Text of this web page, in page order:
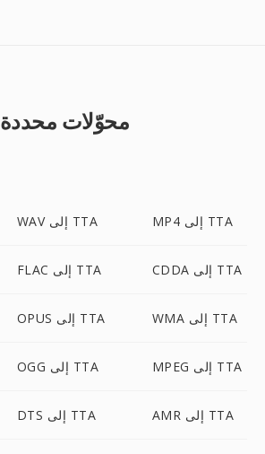
محوّلات محددة
WAV إلى TTA MP4 إلى TTA
FLAC إلى TTA CDDA إلى TTA
OPUS إلى TTA WMA إلى TTA
OGG إلى TTA MPEG إلى TTA
DTS إلى TTA AMR إلى TTA